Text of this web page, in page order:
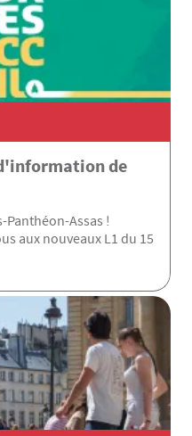
de
Panthéon-Assas !
aux nouveaux L1 du 15